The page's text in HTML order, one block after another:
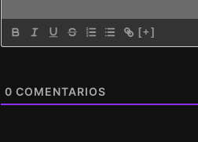
[+]
0 COMENTARIOS